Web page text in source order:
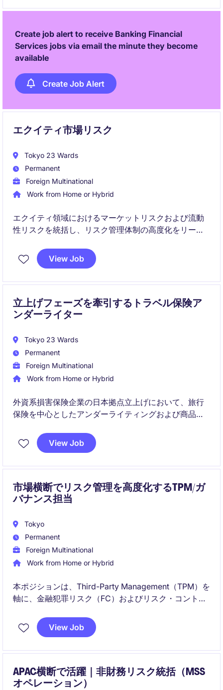
Create job alert to receive Banking Financial
Services jobs via email the minute they become
available
Create Job Alert
エクイティ市場リスク
Tokyo 23 Wards
Permanent
Foreign Multinational
Work from Home or Hybrid
エクイティ領域におけるマーケットリスクおよび流動
性リスクを統括し、リスク管理体制の高度化をリード
経営層・規制当局・各部門と連携し、リスク分析・管
View Job
立上げフェーズを牽引するトラベル保険ア
ンダーライター
Tokyo 23 Wards
Permanent
Foreign Multinational
Work from Home or Hybrid
外資系損害保険企業の日本拠点立上げにおいて、旅行
保険を中心としたアンダーライティングおよび商品開
ェーズにおいて、約款作成・料率算定・規制対応を含
む実務の中核としてご活躍いただきます。
View Job
市場横断でリスク管理を高度化するTPM/ガ
バナンス担当
Tokyo
Permanent
Foreign Multinational
Work from Home or Hybrid
本ポジションは、Third-Party Management（TPM）を
軸に、金融犯罪リスク（FC）およびリスク・コントロ
のNFR（非財務リスク）管理の高度化と、規制対応・
ガバナンスの強化をリードいただく役割です。
View Job
APAC横断で活躍｜非財務リスク統括（MSS
オペレーション）